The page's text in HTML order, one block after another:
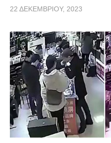
22 ΔΕΚΕΜΒΡΊΟΥ, 2023